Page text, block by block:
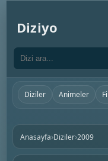
Diziyo
Diziler Animeler
Anasayfa›Diziler›2009